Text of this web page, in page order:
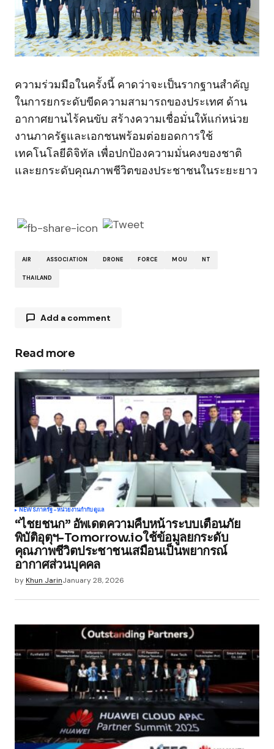
ความร่วมมือในครั้งนี้ คาดว่าจะเป็นรากฐานสำคัญ
ในการยกระดับขีดความสามารถของประเทศ ด้าน
อากาศยานไร้คนขับ สร้างความเชื่อมั่นให้แก่หน่วย
งานภาครัฐและเอกชนพร้อมต่อยอดการใช้
เทคโนโลยีดิจิทัล เพื่อปกป้องความมั่นคงของชาติ
และยกระดับคุณภาพชีวิตของประชาชนในระยะยาว
AIR ASSOCIATION DRONE FORCE MOU NT
THAILAND
Add a comment
Your email address will not be published.
Required fields are marked*
Comment*
Your Name*
Your E-mail*
Save my name, email, and website in this
browser for the next time I comment.
Read more
NEWSภาครัฐ-หน่วยงานกำกับดูแล
“ไชยชนก” อัพเดตความคืบหน้าระบบเตือนภัย
พิบัติอุตุฯ-Tomorrow.ioใช้ข้อมูลยกระดับ
คุณภาพชีวิตประชาชนเสมือนเป็นพยากรณ์
อากาศส่วนบุคคล
byKhun JarinJanuary 28, 2026